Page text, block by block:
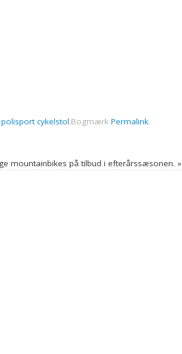
polisport cykelstol.Bogmærk Permalink.
mountainbikes på tilbud i efterårssæsonen. »